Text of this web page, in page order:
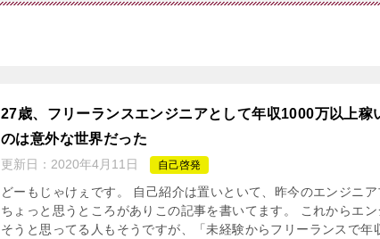
27歳、フリーランスエンジニアとして年収1000万以上稼
のは意外な世界だった
更新日： 2020年4月11日 自己啓発
どーもじゃけぇです。 自己紹介は置いといて、昨今のエンジニ
ちょっと思うところがありこの記事を書いてます。 これからエ
そうと思ってる人もそうですが、「未経験からフリーランスで年